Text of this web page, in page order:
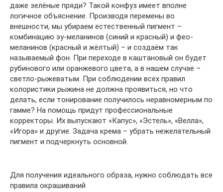
даже зелёные пряди? Такой конфуз имеет вполне
логичное объяснение. Производя перемены во
внешности, мы убираем естественный пигмент –
комбинацию эу-меланинов (синий и красный) и фео-
меланинов (красный и жёлтый) – и создаём так
называемый фон. При переходе в каштановый он будет
рубинового или оранжевого цвета, а в нашем случае –
светло-рыжеватым. При соблюдении всех правил
колористики рыжина не должна проявиться, но что
делать, если тонирование получилось неравномерным по
гамме? На помощь придут профессиональные
корректоры. Их выпускают «Капус», «Эстель», «Велла»,
«Игора» и другие. Задача крема – убрать нежелательный
пигмент и подчеркнуть основной.
Для получения идеального образа, нужно соблюдать все
правила окрашиваний